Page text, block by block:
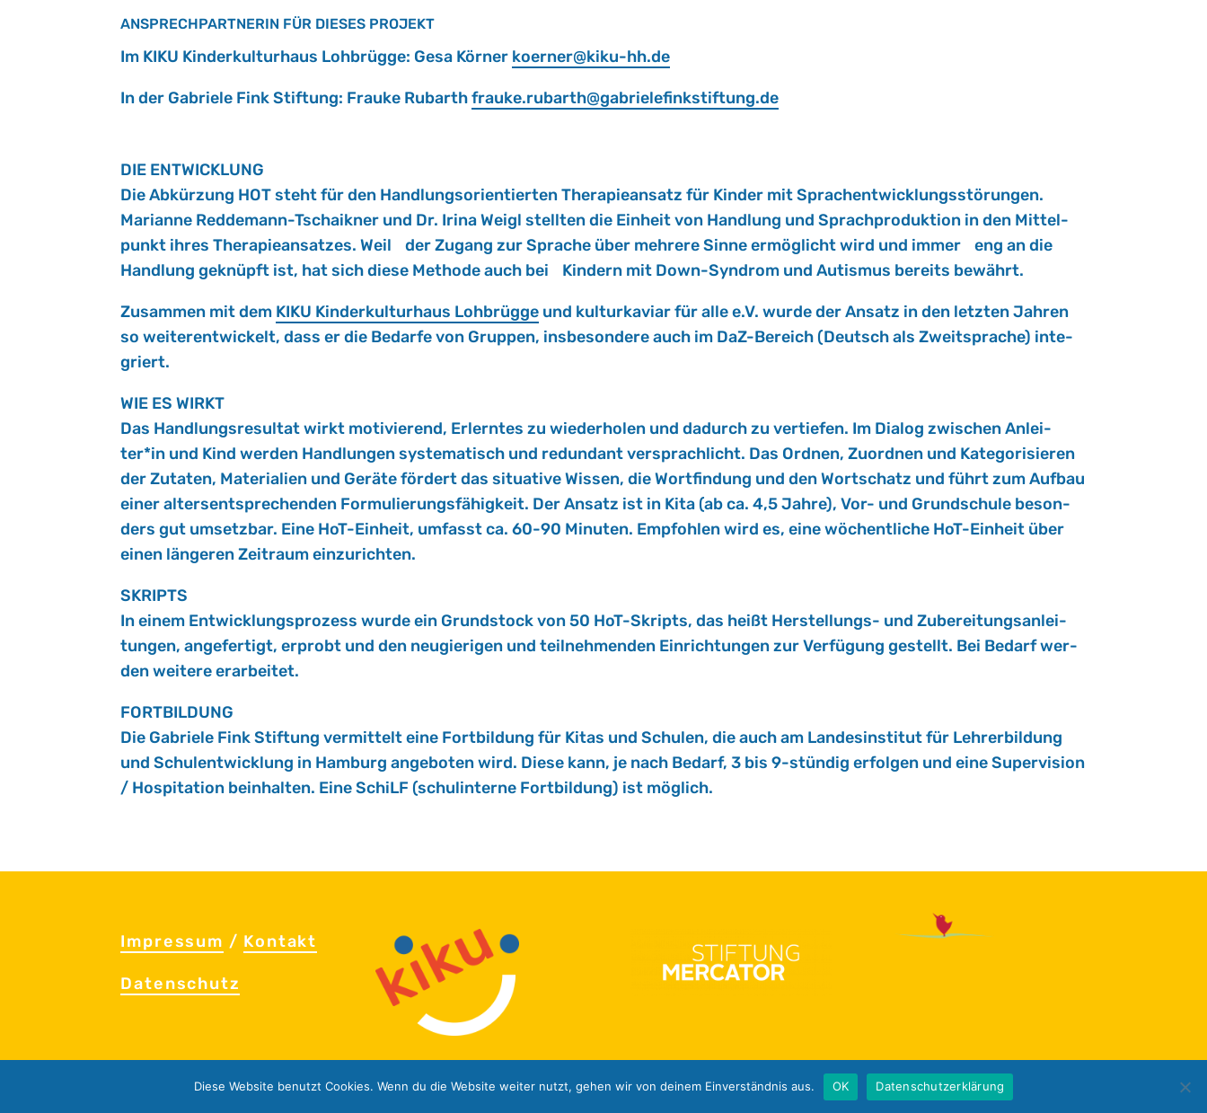
ANSPRECHPARTNERIN FÜR DIESES PROJEKT
Im KIKU Kin­der­kul­tur­haus Loh­brüg­ge: Gesa Kör­ner ko­er­ner@​kiku-​hh.​de
In der Ga­brie­le Fink Stif­tung: Frau­ke Ru­barthfrau­ke.​rubarth@​gab​riel​efin​ksti​ftun​g.​de
DIE ENT­WICK­LUNG
Die Ab­kür­zung HOT steht für den Hand­lungs­ori­en­tier­ten The­ra­pie­an­satz für Kin­der mit Sprach­ent­wick­lungs­stö­run­gen.
Ma­ri­an­ne Red­de­mann-Tschaik­ner und Dr. Irina Weigl stell­ten die Ein­heit von Hand­lung und Sprach­pro­duk­ti­on in den Mit­tel­
punkt ihres The­ra­pie­an­sat­zes. Weil der Zu­gang zur Spra­che über meh­re­re Sinne er­mög­licht wird und immer eng an die
Hand­lung ge­knüpft ist, hat sich diese Me­tho­de auch bei Kin­dern mit Down-Syn­drom und Au­tis­mus be­reits be­währt.
Zu­sam­men mit dem KIKU Kin­der­kul­tur­haus Loh­brüg­ge und kul­tur­ka­vi­ar für alle e.V. wurde der An­satz in den letz­ten Jah­ren
so wei­ter­ent­wi­ckelt, dass er die Be­dar­fe von Grup­pen, ins­be­son­de­re auch im DaZ-Be­reich (Deutsch als Zweit­spra­che) in­te­
griert.
WIE ES WIRKT
Das Hand­lungs­re­sul­tat wirkt mo­ti­vie­rend, Er­lern­tes zu wie­der­ho­len und da­durch zu ver­tie­fen. Im Dia­log zwi­schen An­lei­
ter*in und Kind wer­den Hand­lun­gen sys­te­ma­tisch und red­un­dant ver­sprach­licht. Das Ord­nen, Zu­ord­nen und Ka­te­go­ri­sie­ren
der Zu­ta­ten, Ma­te­ria­li­en und Ge­rä­te för­dert das si­tua­ti­ve Wis­sen, die Wort­fin­dung und den Wort­schatz und führt zum Auf­bau
einer al­ter­s­ent­spre­chen­den For­mu­lie­rungs­fä­hig­keit. Der An­satz ist in Kita (ab ca. 4,5 Jahre), Vor- und Grund­schu­le be­son­
ders gut um­setz­bar. Eine HoT-Ein­heit, um­fasst ca. 60-90 Mi­nu­ten. Emp­foh­len wird es, eine wö­chent­li­che HoT-Ein­heit über
einen län­ge­ren Zeit­raum ein­zu­rich­ten.
SKRIPTS
In einem Ent­wick­lungs­pro­zess wurde ein Grund­stock von 50 HoT-Skripts, das heißt Her­stel­lungs- und Zu­be­rei­tungs­an­lei­
tun­gen, an­ge­fer­tigt, er­probt und den neu­gie­ri­gen und teil­neh­men­den Ein­rich­tun­gen zur Ver­fü­gung ge­stellt. Bei Be­darf wer­
den wei­te­re er­ar­bei­tet.
FORT­BIL­DUNG
Die Ga­brie­le Fink Stif­tung ver­mit­telt eine Fort­bil­dung für Kitas und Schu­len, die auch am Lan­des­in­sti­tut für Leh­rer­bil­dung
und Schul­ent­wick­lung in Ham­burg an­ge­bo­ten wird. Diese kann, je nach Be­darf, 3 bis 9-stün­dig er­fol­gen und eine Su­per­vi­si­on
/ Hos­pi­ta­ti­on be­inhal­ten. Eine SchiLF (schul­in­ter­ne Fort­bil­dung) ist mög­lich.
Im­pres­sum / Kon­takt
Da­ten­schutz
Diese Website benutzt Cookies. Wenn du die Website weiter nutzt, gehen wir von deinem Einverständnis aus. OK Datenschutzerklärung